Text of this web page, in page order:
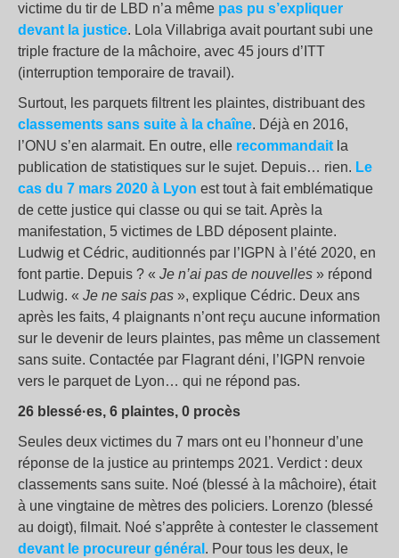
victime du tir de LBD n’a même pas pu s’expliquer
devant la justice. Lola Villabriga avait pourtant subi une
triple fracture de la mâchoire, avec 45 jours d’ITT
(interruption temporaire de travail).
Surtout, les parquets filtrent les plaintes, distribuant des
classements sans suite à la chaîne. Déjà en 2016,
l’ONU s’en alarmait. En outre, elle recommandait la
publication de statistiques sur le sujet. Depuis… rien. Le
cas du 7 mars 2020 à Lyon est tout à fait emblématique
de cette justice qui classe ou qui se tait. Après la
manifestation, 5 victimes de LBD déposent plainte.
Ludwig et Cédric, auditionnés par l’IGPN à l’été 2020, en
font partie. Depuis ? « Je n’ai pas de nouvelles » répond
Ludwig. « Je ne sais pas », explique Cédric. Deux ans
après les faits, 4 plaignants n’ont reçu aucune information
sur le devenir de leurs plaintes, pas même un classement
sans suite. Contactée par Flagrant déni, l’IGPN renvoie
vers le parquet de Lyon… qui ne répond pas.
26 blessé·es, 6 plaintes, 0 procès
Seules deux victimes du 7 mars ont eu l’honneur d’une
réponse de la justice au printemps 2021. Verdict : deux
classements sans suite. Noé (blessé à la mâchoire), était
à une vingtaine de mètres des policiers. Lorenzo (blessé
au doigt), filmait. Noé s’apprête à contester le classement
devant le procureur général . Pour tous les deux, le